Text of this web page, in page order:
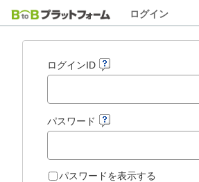
ログイン
ログインID
パスワード
パスワードを表示する